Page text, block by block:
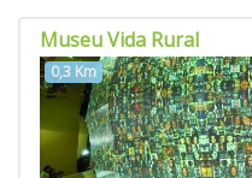
Museu Vida Rural
0,3 Km